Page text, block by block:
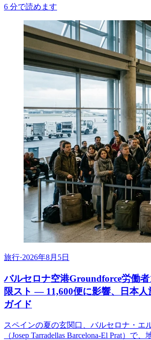
6 分で読めます
旅行·2026年8月5日
バルセロナ空港Groundforce労働者
限スト ― 11,600便に影響、日本人
ガイド
スペインの夏の玄関口、バルセロナ・エ
（Josep Tarradellas Barcelona-El Prat）で